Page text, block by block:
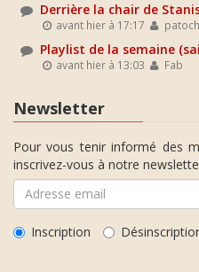
Derrière la chair de
avant hier à 17:17
Playlist de la semaine
avant hier à 13:03 Fab
Newsletter
Pour vous tenir informé des
inscrivez-vous à notre
Inscription